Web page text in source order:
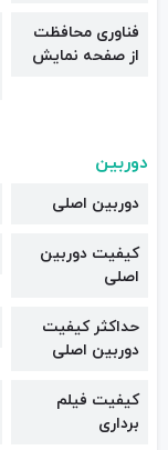
فناوری محافظت
از صفحه نمایش
دوربین
دوربین اصلی
کیفیت دوربین‌
اصلی
حداکثر کیفیت
دوربین اصلی
کیفیت فیلم
برداری